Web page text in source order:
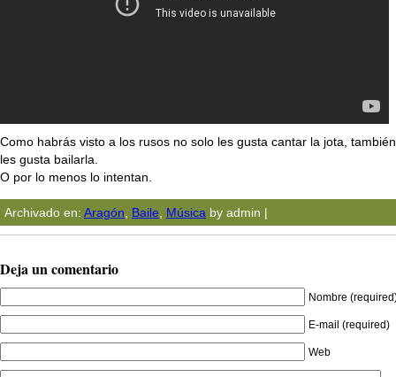
Como habrás visto a los rusos no solo les gusta cantar la jota, también
les gusta bailarla.
O por lo menos lo intentan.
Archivado en: Aragón Baile Música by admin |
Deja un comentario
Nombre
E-mail (required)
Web